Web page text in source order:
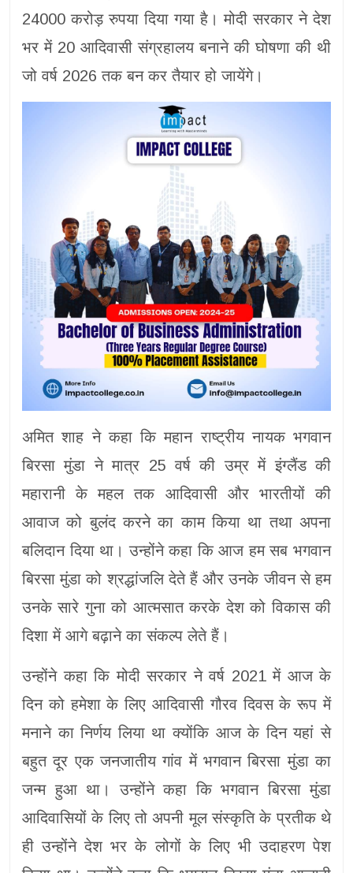
24000 करोड़ रुपया दिया गया है। मोदी सरकार ने देश
भर में 20 आदिवासी संग्रहालय बनाने की घोषणा की थी
जो वर्ष 2026 तक बन कर तैयार हो जायेंगे।
अमित शाह ने कहा कि महान राष्ट्रीय नायक भगवान
बिरसा मुंडा ने मात्र 25 वर्ष की उम्र में इंग्लैंड की
महारानी के महल तक आदिवासी और भारतीयों की
आवाज को बुलंद करने का काम किया था तथा अपना
बलिदान दिया था। उन्होंने कहा कि आज हम सब भगवान
बिरसा मुंडा को श्रद्धांजलि देते हैं और उनके जीवन से हम
उनके सारे गुना को आत्मसात करके देश को विकास की
दिशा में आगे बढ़ाने का संकल्प लेते हैं।
उन्होंने कहा कि मोदी सरकार ने वर्ष 2021 में आज के
दिन को हमेशा के लिए आदिवासी गौरव दिवस के रूप में
मनाने का निर्णय लिया था क्योंकि आज के दिन यहां से
बहुत दूर एक जनजातीय गांव में भगवान बिरसा मुंडा का
जन्म हुआ था। उन्होंने कहा कि भगवान बिरसा मुंडा
आदिवासियों के लिए तो अपनी मूल संस्कृति के प्रतीक थे
ही उन्होंने देश भर के लोगों के लिए भी उदाहरण पेश